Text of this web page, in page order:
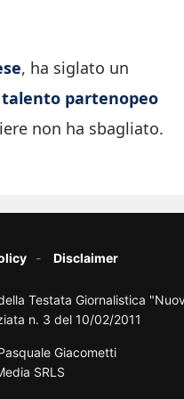
, ha siglato un
talento partenopeo
non ha sbagliato.
Disclaimer
Testata Giornalistica
n. 3 del 10/02/2011
Giacometti
SRLS